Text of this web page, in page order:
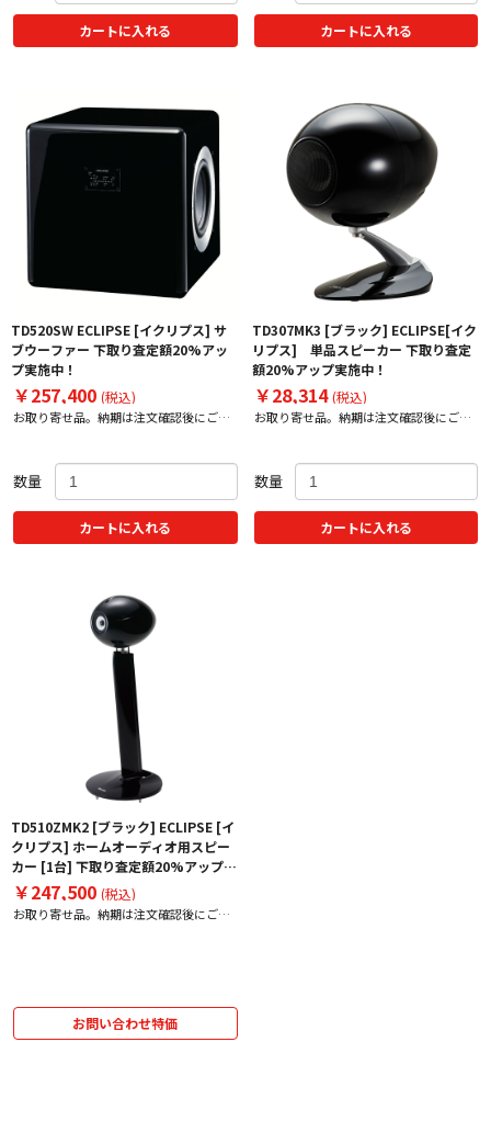
カートに入れる カートに入れる
TD520SW ECLIPSE [イクリプス] サ
ブウーファー 下取り査定額20%アッ
プ実施中！
￥257,400 (税込)
お取り寄せ品。納期は注文確認後にご案
数量
カートに入れる
TD307MK3 [ブラック] ECLIPSE[イク
リプス] 単品スピーカー 下取り査定
額20%アップ実施中！
￥28,314(税込)
お取り寄せ品。納期は注文確認後にご案
数量
カートに入れる
TD510ZMK2 [ブラック] ECLIPSE [イ
クリプス] ホームオーディオ用スピー
カー [1台] 下取り査定額20%アップ実
施中！
￥247,500 (税込)
お取り寄せ品。納期は注文確認後にご案
お問い合わせ特価